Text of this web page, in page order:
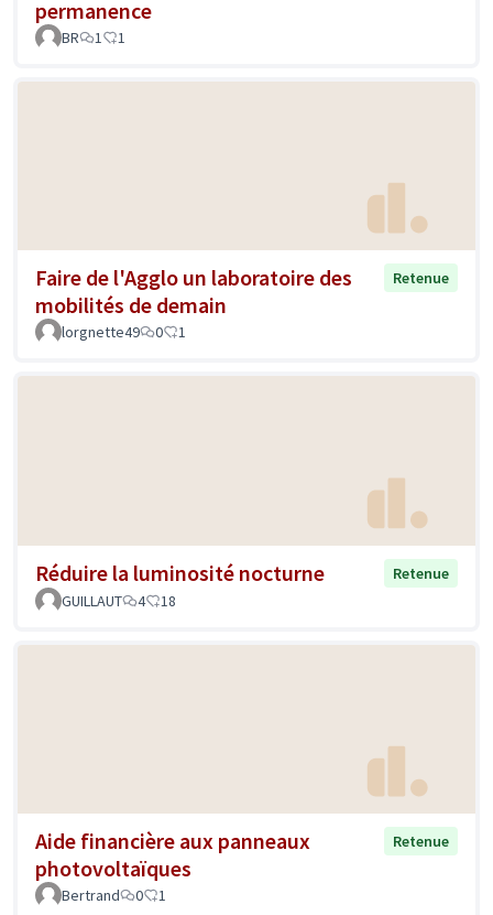
permanence
BR 1 1
Faire de l'Agglo un laboratoire des
mobilités de demain
Retenue
lorgnette49 0 1
Réduire la luminosité nocturne
Retenue
GUILLAUT
4 18
Aide financière aux panneaux
photovoltaïques
Retenue
Bertrand 0 1